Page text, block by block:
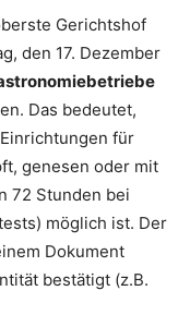
Gerichtshof
den 17. Dezember
Das bedeutet,
für
genesen oder mit
72 Stunden bei
möglich ist. Der
Dokument
bestätigt (z.B.